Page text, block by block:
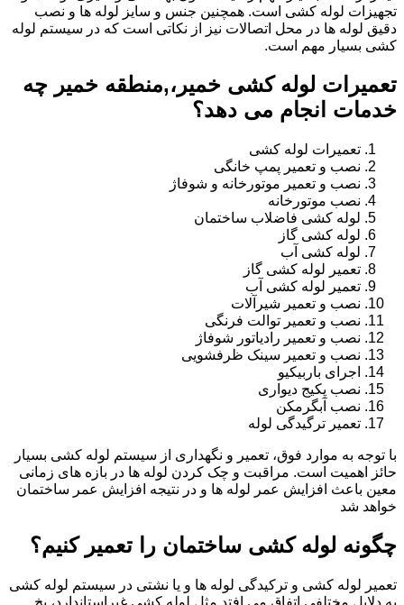
تجهیزات لوله کشی است. همچنین جنس و سایز لوله ها و نصب
دقیق لوله ها در محل اتصالات نیز از نکاتی است که در سیستم لوله
کشی بسیار مهم است.
تعمیرات لوله کشی خمیر،,منطقه خمیر چه
خدمات انجام می دهد؟
تعمیرات لوله کشی
نصب و تعمیر پمپ خانگی
نصب و تعمیر موتورخانه و شوفاژ
نصب موتورخانه
لوله کشی فاضلاب ساختمان
لوله کشی گاز
لوله کشی آب
تعمیر لوله کشی گاز
تعمیر لوله کشی آب
نصب و تعمیر شیرآلات
نصب و تعمیر توالت فرنگی
نصب و تعمیر رادیاتور شوفاژ
نصب و تعمیر سینک ظرفشویی
اجرای باربیکیو
نصب پکیج دیواری
نصب آبگرمکن
تعمیر ترگیدگی لوله
با توجه به موارد فوق، تعمیر و نگهداری از سیستم لوله کشی بسیار
حائز اهمیت است. مراقبت و چک کردن لوله ها در بازه های زمانی
معین باعث افزایش عمر لوله ها و در نتیجه افزایش عمر ساختمان
خواهد شد
چگونه لوله کشی ساختمان را تعمیر کنیم؟
تعمیر لوله کشی و ترکیدگی لوله ها و یا نشتی در سیستم لوله کشی
به دلایل مختلفی اتفاق می افتد مثل لوله کشی غیراستاندارد، یخ